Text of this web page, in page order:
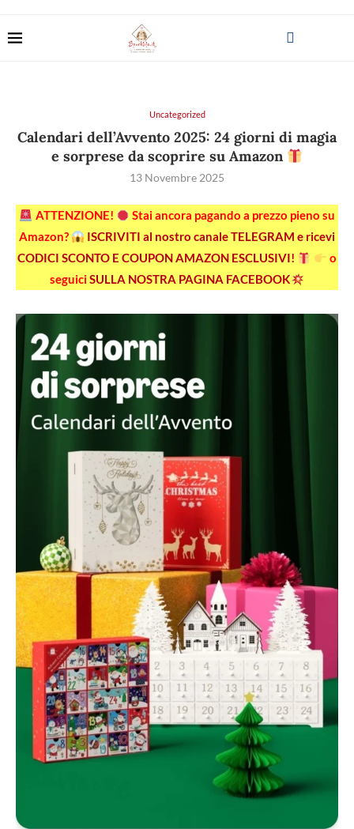
Uncategorized
Calendari dell’Avvento 2025: 24 giorni di magia
e sorprese da scoprire su Amazon
13 Novembre 2025
ATTENZIONE!
Stai ancora pagando a prezzo pieno su
Amazon?
ISCRIVITI al nostro canale TELEGRAM e ricevi
CODICI SCONTO E COUPON AMAZON ESCLUSIVI!
o
seguiciSULLA NOSTRA PAGINA FACEBOOK